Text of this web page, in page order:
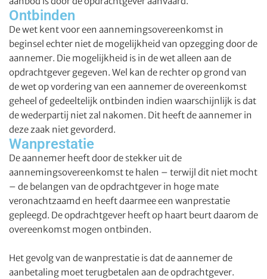
Ontbinden
De wet kent voor een aannemingsovereenkomst in
beginsel echter niet de mogelijkheid van opzegging door de
aannemer. Die mogelijkheid is in de wet alleen aan de
opdrachtgever gegeven. Wel kan de rechter op grond van
de wet op vordering van een aannemer de overeenkomst
geheel of gedeeltelijk ontbinden indien waarschijnlijk is dat
de wederpartij niet zal nakomen. Dit heeft de aannemer in
deze zaak niet gevorderd.
Wanprestatie
De aannemer heeft door de stekker uit de
aannemingsovereenkomst te halen – terwijl dit niet mocht
– de belangen van de opdrachtgever in hoge mate
veronachtzaamd en heeft daarmee een wanprestatie
gepleegd. De opdrachtgever heeft op haart beurt daarom de
overeenkomst mogen ontbinden.
Het gevolg van de wanprestatie is dat de aannemer de
aanbetaling moet terugbetalen aan de opdrachtgever.